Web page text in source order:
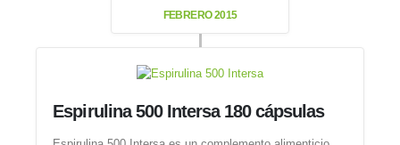
FEBRERO 2015
Espirulina 500 Intersa 180 cápsulas